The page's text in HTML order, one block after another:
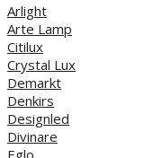
Arlight
Arte Lamp
Citilux
Crystal Lux
Demarkt
Denkirs
Designled
Divinare
Eglo